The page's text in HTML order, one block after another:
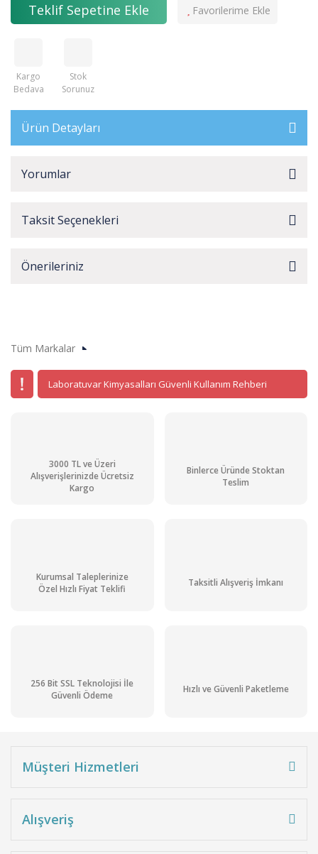
Teklif Sepetine Ekle
Kargo
Bedava
Stok
Sorunuz
Ürün Detayları
Yorumlar
Taksit Seçenekleri
Önerileriniz
Tüm Markalar
Laboratuvar Kimyasalları Güvenli Kullanım Rehberi
3000 TL ve Üzeri
Alışverişlerinizde Ücretsiz
Kargo
Binlerce Üründe Stoktan
Teslim
Kurumsal Taleplerinize
Özel Hızlı Fiyat Teklifi
Taksitli Alışveriş İmkanı
256 Bit SSL Teknolojisi İle
Güvenli Ödeme
Hızlı ve Güvenli Paketleme
Müşteri Hizmetleri
Alışveriş